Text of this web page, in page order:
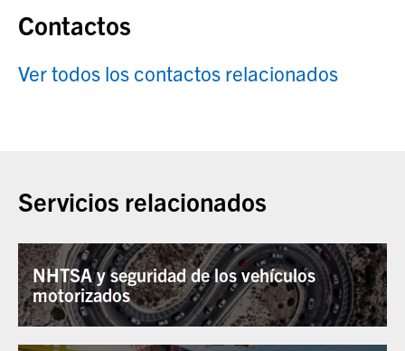
Contactos
Ver todos los contactos relacionados
Servicios relacionados
NHTSA y seguridad de los vehículos
motorizados